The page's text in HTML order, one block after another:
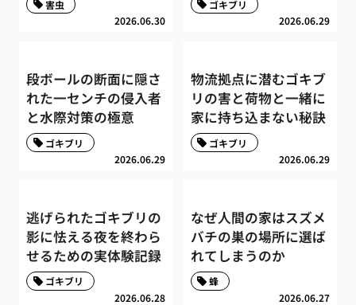
2026.06.30
害虫
2026.06.29
ゴキブリ
段ボールの断面に隠さ
れた一センチの侵入者
と水際対策の極意
2026.06.29
ゴキブリ
物流拠点に潜むゴキブ
リの害と荷物と一緒に
家に持ち込まない秘訣
2026.06.29
ゴキブリ
逃げられたゴキブリの
影に怯える夜を終わら
せるための実体験記録
2026.06.28
ゴキブリ
なぜ人間の家はスズメ
バチの巣の場所に選ば
れてしまうのか
2026.06.27
蜂